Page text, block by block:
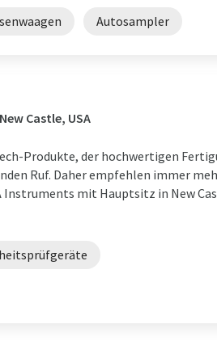
Autosampler
Castle, USA
Produkte, der hochwertigen
Ruf. Daher empfehlen immer
Instruments mit Hauptsitz in New